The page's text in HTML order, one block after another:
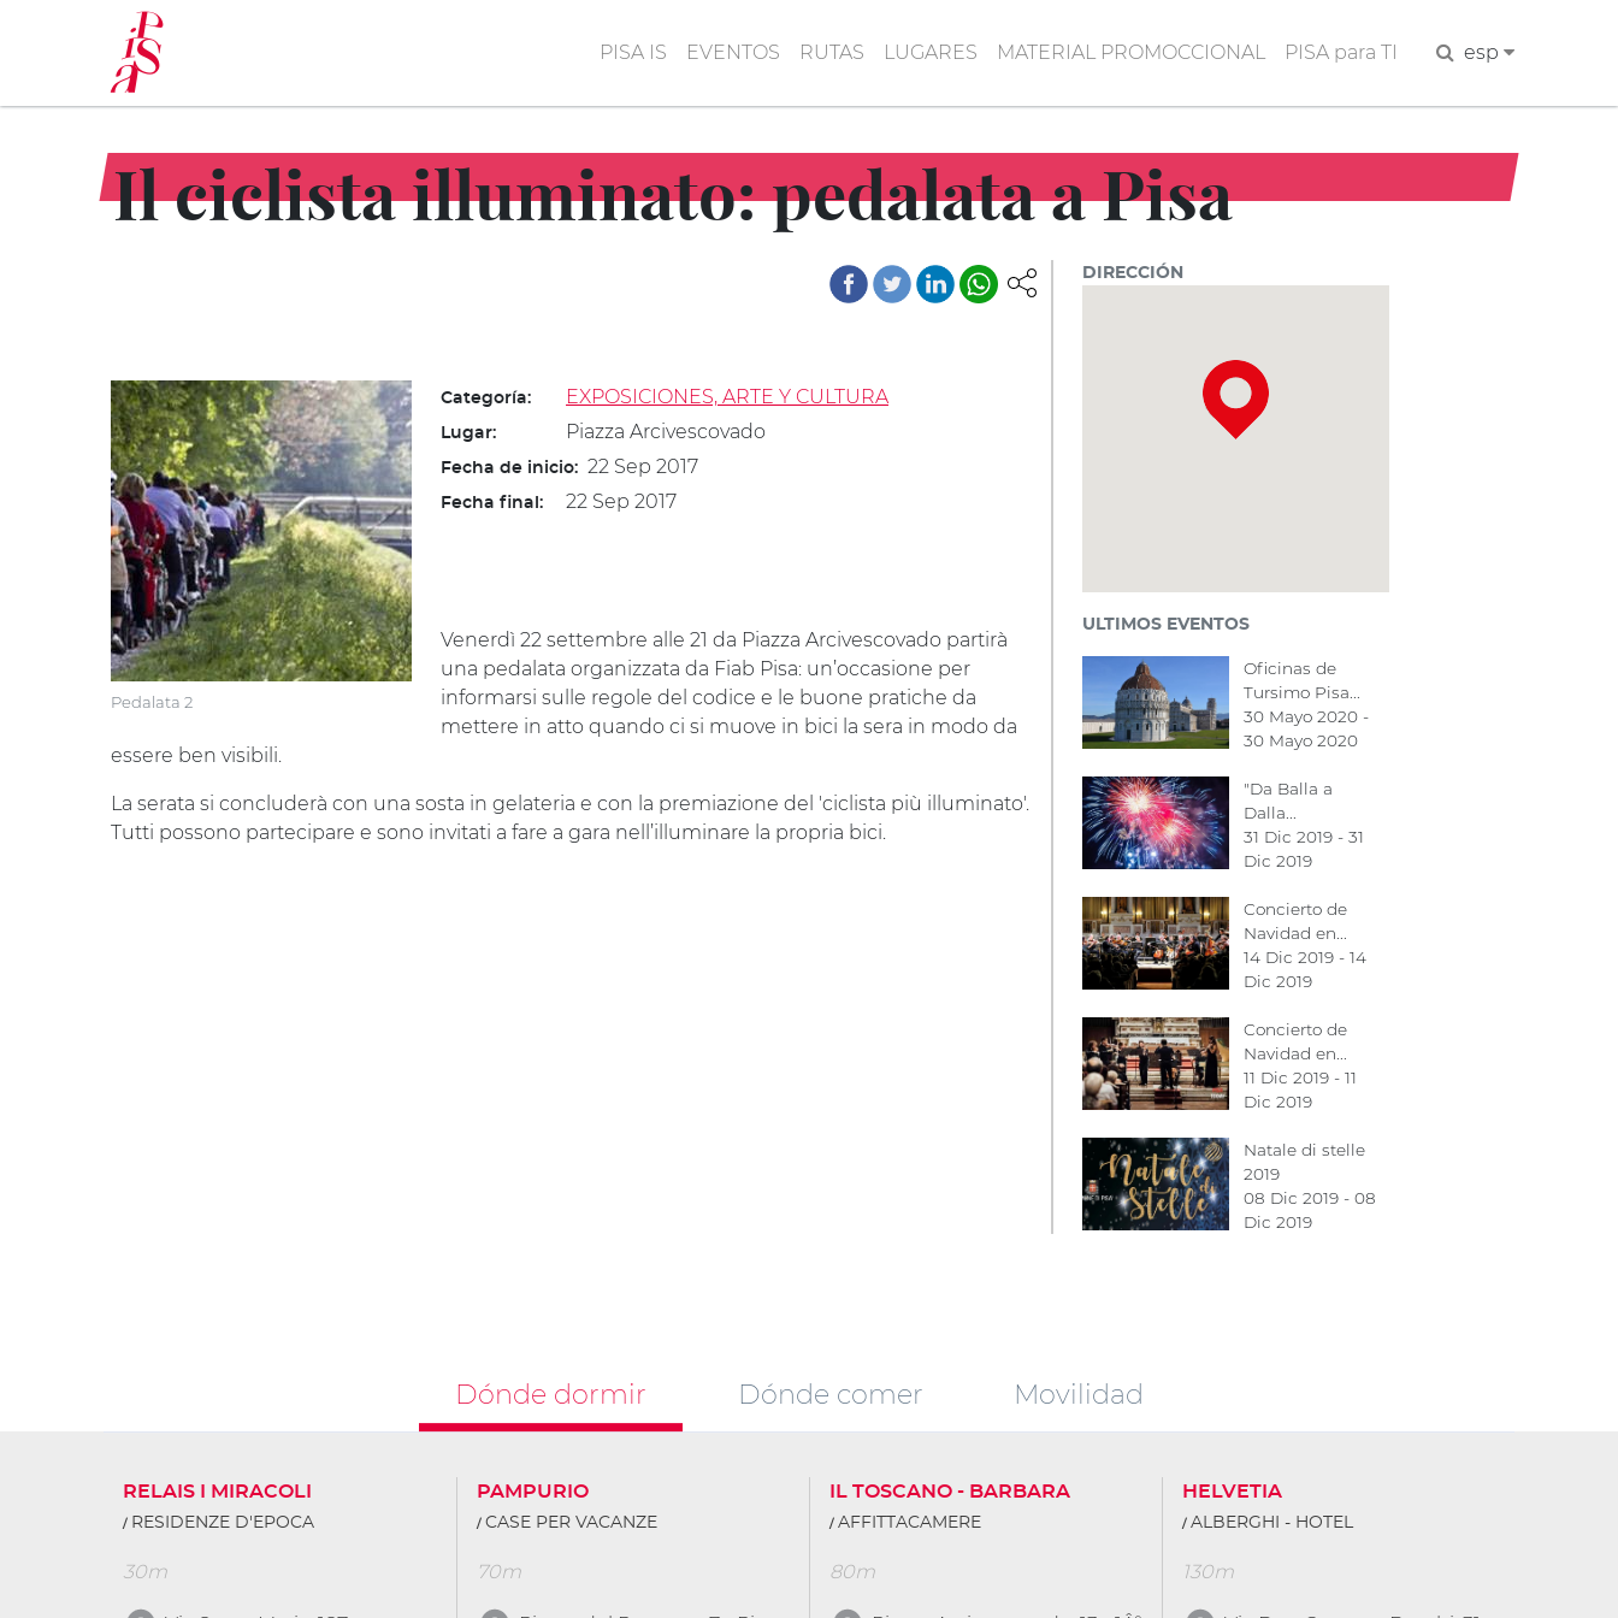
principal
PISA IS EVENTOS RUTAS LUGARES MATERIAL PROMOCCIONAL PISA para TI Buscaresp
Il ciclista illuminato: pedalata a Pisa
Pedalata 2
Categoría: EXPOSICIONES, ARTE Y CULTURA
Lugar: Piazza Arcivescovado
Fecha de inicio: 22 Sep 2017
Fecha final: 22 Sep 2017
Venerdì 22 settembre alle 21 da Piazza Arcivescovado partirà
una pedalata organizzata da Fiab Pisa: un’occasione per
informarsi sulle regole del codice e le buone pratiche da
mettere in atto quando ci si muove in bici la sera in modo da
essere ben visibili.
La serata si concluderà con una sosta in gelateria e con la premiazione del 'ciclista più illuminato'.
Tutti possono partecipare e sono invitati a fare a gara nell’illuminare la propria bici.
DIRECCIÓN
ULTIMOS EVENTOS
Oficinas de
Tursimo Pisa...
30 Mayo 2020 -
30 Mayo 2020
"Da Balla a
Dalla...
31 Dic 2019 - 31
Dic 2019
Concierto de
Navidad en...
14 Dic 2019 - 14
Dic 2019
Concierto de
Navidad en...
11 Dic 2019 - 11
Dic 2019
Natale di stelle
2019
08 Dic 2019 - 08
Dic 2019
Dónde dormir Dónde comer Movilidad
RELAIS I MIRACOLI
RESIDENZE D'EPOCA
30m
PAMPURIO
CASE PER VACANZE
70m
IL TOSCANO - BARBARA
AFFITTACAMERE
80m
HELVETIA
ALBERGHI - HOTEL
130m